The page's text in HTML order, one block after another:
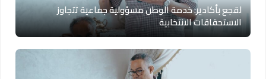
لقجع بأكادير: خدمة الوطن مسؤولية جماعية تتجاوز
الاستحقاقات الانتخابية